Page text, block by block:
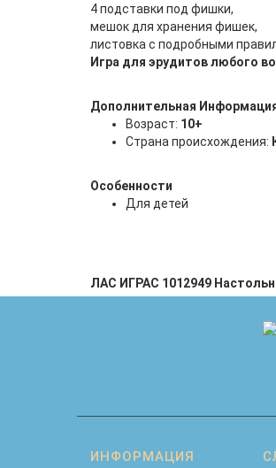
4 подставки под фишки,
мешок для хранения фишек,
листовка с подробными
Игра для эрудитов любого
Дополнительная
Возраст: 10+
Страна происхождения:
Особенности
Для детей
ЛАС ИГРАС 1012949
ИНФОРМАЦИЯ